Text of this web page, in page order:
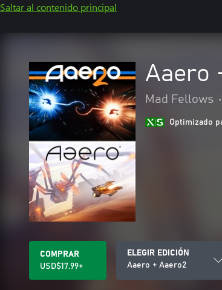
Saltar al contenido principal
Aaero
Mad Fellows •
Optimizado
COMPRAR
USD$17.99+
ELEGIR EDICIÓN
Aaero + Aaero2